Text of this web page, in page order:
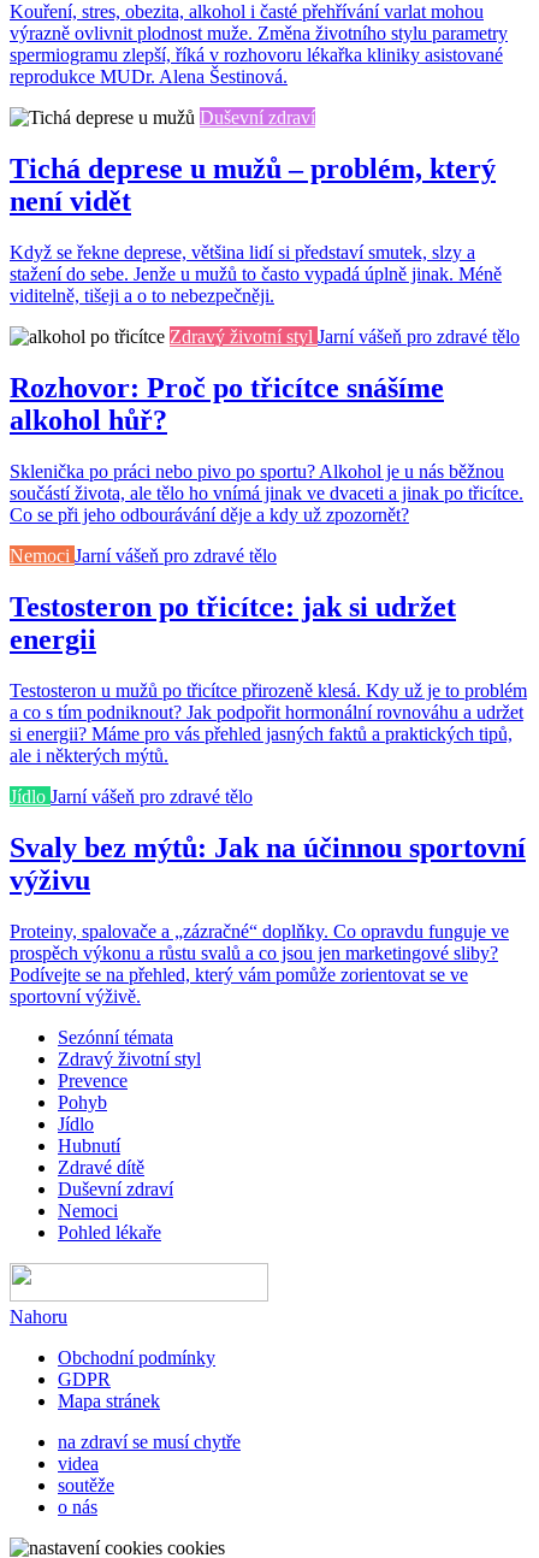
Kouření, stres, obezita, alkohol i časté přehřívání varlat mohou
výrazně ovlivnit plodnost muže. Změna životního stylu parametry
spermiogramu zlepší, říká v rozhovoru lékařka kliniky asistované
reprodukce MUDr. Alena Šestinová.
Duševní zdraví
Tichá deprese u mužů – problém, který
není vidět
Když se řekne deprese, většina lidí si představí smutek, slzy a
stažení do sebe. Jenže u mužů to často vypadá úplně jinak. Méně
viditelně, tišeji a o to nebezpečněji.
Zdravý životní styl Jarní vášeň pro zdravé tělo
Rozhovor: Proč po třicítce snášíme
alkohol hůř?
Sklenička po práci nebo pivo po sportu? Alkohol je u nás běžnou
součástí života, ale tělo ho vnímá jinak ve dvaceti a jinak po třicítce.
Co se při jeho odbourávání děje a kdy už zpozornět?
Nemoci Jarní vášeň pro zdravé tělo
Testosteron po třicítce: jak si udržet
energii
Testosteron u mužů po třicítce přirozeně klesá. Kdy už je to problém
a co s tím podniknout? Jak podpořit hormonální rovnováhu a udržet
si energii? Máme pro vás přehled jasných faktů a praktických tipů,
ale i některých mýtů.
Jídlo Jarní vášeň pro zdravé tělo
Svaly bez mýtů: Jak na účinnou sportovní
výživu
Proteiny, spalovače a „zázračné“ doplňky. Co opravdu funguje ve
prospěch výkonu a růstu svalů a co jsou jen marketingové sliby?
Podívejte se na přehled, který vám pomůže zorientovat se ve
sportovní výživě.
Sezónní témata
Zdravý životní styl
Prevence
Pohyb
Jídlo
Hubnutí
Zdravé dítě
Duševní zdraví
Nemoci
Pohled lékaře
Nahoru
Obchodní podmínky
GDPR
Mapa stránek
na zdraví se musí chytře
videa
soutěže
o nás
cookies